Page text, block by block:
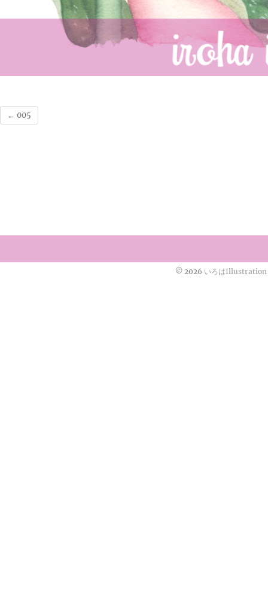
← 005
© 2026 いろはIllustration